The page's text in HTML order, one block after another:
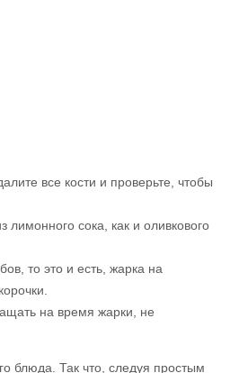
все кости и проверьте, чтобы
сока, как и оливкового
то это и есть, жарка на
на время жарки, не
блюда. Так что, следуя простым